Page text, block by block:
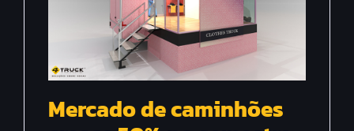
Mercado de caminhões